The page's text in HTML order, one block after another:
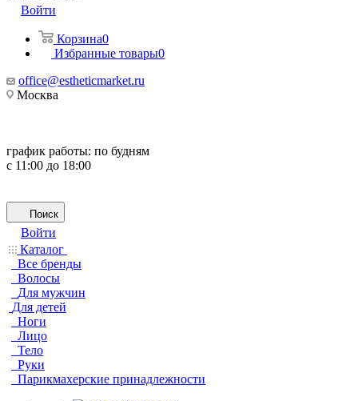
Войти
Корзина0
Избранные товары0
office@estheticmarket.ru
Москва
график работы: по будням
с 11:00 до 18:00
Поиск
Войти
Каталог
Все бренды
Волосы
Для мужчин
Для детей
Ноги
Лицо
Тело
Руки
Парикмахерские принадлежности